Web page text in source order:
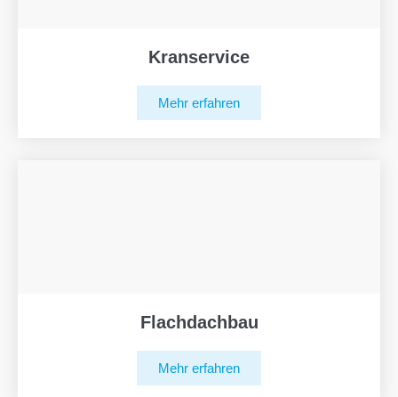
Kranservice
Mehr erfahren
Flachdachbau
Mehr erfahren